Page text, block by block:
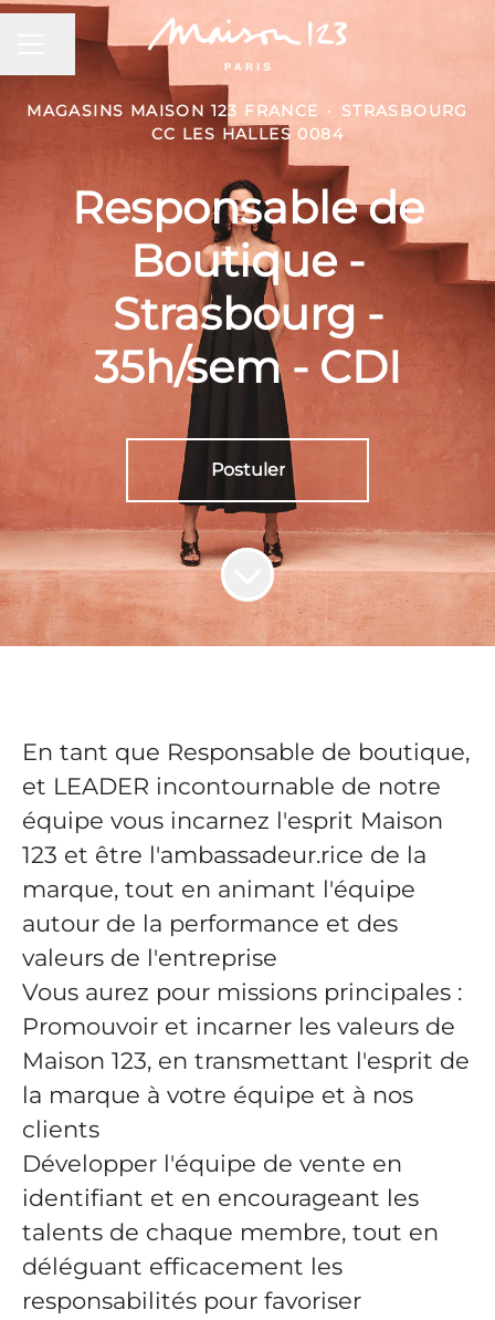
MENU CARRIÈRE
Partager la page
MAGASINS MAISON 123 FRANCE ·
STRASBOURG
CC LES HALLES 0084
Responsable de
Boutique -
Strasbourg -
35h/sem - CDI
Postuler
En tant que Responsable de boutique,
et LEADER incontournable de notre
équipe vous incarnez l'esprit Maison
123 et être l'ambassadeur.rice de la
marque, tout en animant l'équipe
autour de la performance et des
valeurs de l'entreprise
Vous aurez pour missions principales :
Promouvoir et incarner les valeurs de
Maison 123, en transmettant l'esprit de
la marque à votre équipe et à nos
clients
Développer l'équipe de vente en
identifiant et en encourageant les
talents de chaque membre, tout en
déléguant efficacement les
responsabilités pour favoriser